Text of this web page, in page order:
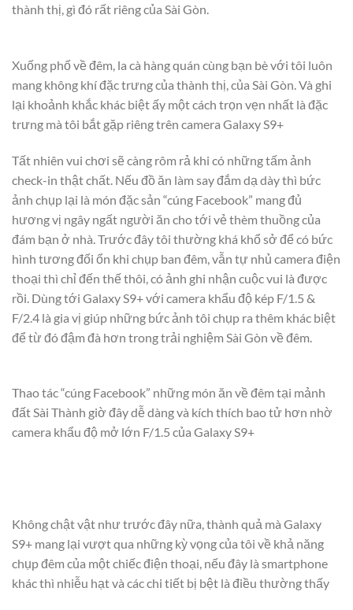
thành thị, gì đó rất riêng của Sài Gòn.
Xuống phố về đêm, la cà hàng quán cùng bạn bè với tôi luôn
mang không khí đặc trưng của thành thị, của Sài Gòn. Và ghi
lại khoảnh khắc khác biệt ấy một cách trọn vẹn nhất là đặc
trưng mà tôi bắt gặp riêng trên camera Galaxy S9+
Tất nhiên vui chơi sẽ càng rôm rả khi có những tấm ảnh
check-in thật chất. Nếu đồ ăn làm say đắm dạ dày thì bức
ảnh chụp lại là món đặc sản “cúng Facebook” mang đủ
hương vị ngây ngất người ăn cho tới vẻ thèm thuồng của
đám bạn ở nhà. Trước đây tôi thường khá khổ sở để có bức
hình tương đối ổn khi chụp ban đêm, vẫn tự nhủ camera điện
thoại thì chỉ đến thế thôi, có ảnh ghi nhận cuộc vui là được
rồi. Dùng tới Galaxy S9+ với camera khẩu độ kép F/1.5 &
F/2.4 là gia vị giúp những bức ảnh tôi chụp ra thêm khác biệt
để từ đó đậm đà hơn trong trải nghiệm Sài Gòn về đêm.
Thao tác “cúng Facebook” những món ăn về đêm tại mảnh
đất Sài Thành giờ đây dễ dàng và kích thích bao tử hơn nhờ
camera khẩu độ mở lớn F/1.5 của Galaxy S9+
Không chật vật như trước đây nữa, thành quả mà Galaxy
S9+ mang lại vượt qua những kỳ vọng của tôi về khả năng
chụp đêm của một chiếc điện thoại, nếu đây là smartphone
khác thì nhiễu hạt và các chi tiết bị bệt là điều thường thấy